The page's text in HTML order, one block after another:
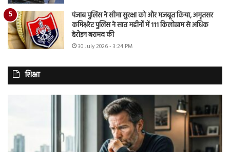
पंजाब पुलिस ने सीमा सुरक्षा को और मजबूत किया, अमृतसर
कमिश्नरेट पुलिस ने सात महीनों में 111 किलोग्राम से अधिक
हेरोइन बरामद की
30 July 2026 - 3:24 PM
शिक्षा